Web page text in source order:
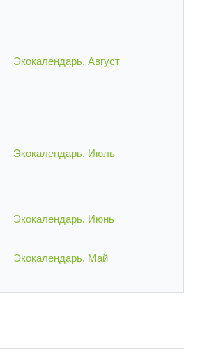
Экокалендарь. Август
Экокалендарь. Июль
Экокалендарь. Июнь
Экокалендарь. Май